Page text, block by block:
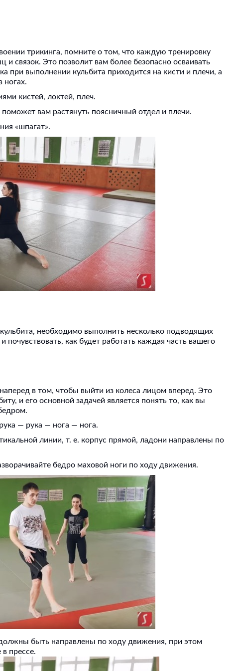
трикинга, помните о том, что каждую тренировку
связок. Это позволит вам более безопасно осваивать
при выполнении кульбита приходится на кисти и плечи, а
ногах.
кистей, локтей, плеч.
вам растянуть поясничный отдел и плечи.
«шпагат».
необходимо выполнить несколько подводящих
как будет работать каждая часть вашего
в том, чтобы выйти из колеса лицом вперед. Это
и его основной задачей является понять то, как вы
— рука — нога — нога.
линии, т. е. корпус прямой, ладони направлены по
бедро маховой ноги по ходу движения.
быть направлены по ходу движения, при этом
прессе.